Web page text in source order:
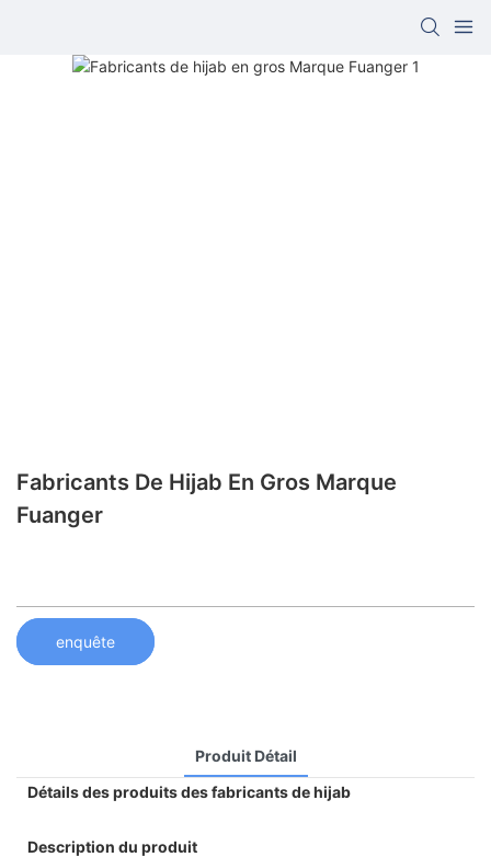
Fabricants De Hijab En Gros Marque
Fuanger
enquête
Produit Détail
Détails des produits des fabricants de hijab
Description du produit